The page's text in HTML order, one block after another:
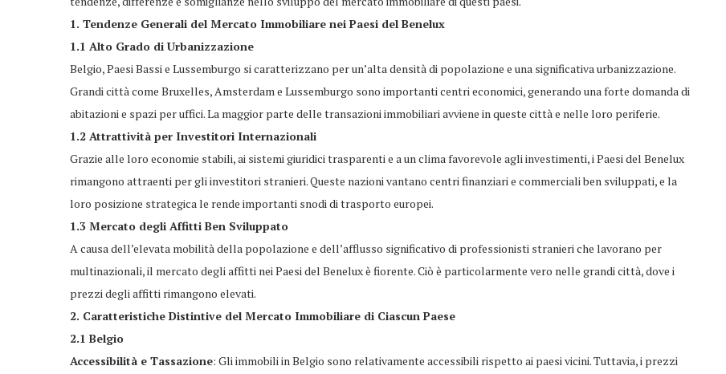
1. Tendenze Generali del Mercato Immobiliare nei Paesi del Benelux
1.1 Alto Grado di Urbanizzazione
Belgio, Paesi Bassi e Lussemburgo si caratterizzano per un’alta densità di popolazione e una significativa urbanizzazione.
Grandi città come Bruxelles, Amsterdam e Lussemburgo sono importanti centri economici, generando una forte domanda di
abitazioni e spazi per uffici. La maggior parte delle transazioni immobiliari avviene in queste città e nelle loro periferie.
1.2 Attrattività per Investitori Internazionali
Grazie alle loro economie stabili, ai sistemi giuridici trasparenti e a un clima favorevole agli investimenti, i Paesi del Benelux
rimangono attraenti per gli investitori stranieri. Queste nazioni vantano centri finanziari e commerciali ben sviluppati, e la
loro posizione strategica le rende importanti snodi di trasporto europei.
1.3 Mercato degli Affitti Ben Sviluppato
A causa dell’elevata mobilità della popolazione e dell’afflusso significativo di professionisti stranieri che lavorano per
multinazionali, il mercato degli affitti nei Paesi del Benelux è fiorente. Ciò è particolarmente vero nelle grandi città, dove i
prezzi degli affitti rimangono elevati.
2. Caratteristiche Distintive del Mercato Immobiliare di Ciascun Paese
2.1 Belgio
Accessibilità e Tassazione: Gli immobili in Belgio sono relativamente accessibili rispetto ai paesi vicini. Tuttavia, i prezzi